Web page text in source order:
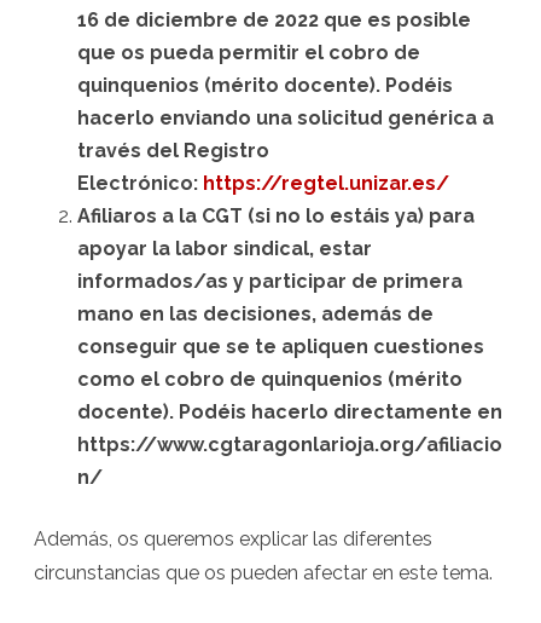
16 de diciembre de 2022 que es posible
que os pueda permitir el cobro de
quinquenios (mérito docente). Podéis
hacerlo enviando una solicitud genérica a
través del Registro
Electrónico: https://regtel.unizar.es/
Afiliaros a la CGT (si no lo estáis ya) para
apoyar la labor sindical, estar
informados/as y participar de primera
mano en las decisiones, además de
conseguir que se te apliquen cuestiones
como el cobro de quinquenios (mérito
docente). Podéis hacerlo directamente en
https://www.cgtaragonlarioja.org/afiliacio
n/
Además, os queremos explicar las diferentes
circunstancias que os pueden afectar en este tema.